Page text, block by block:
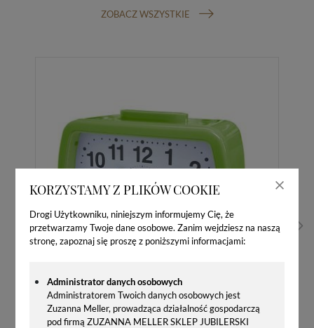
KORZYSTAMY Z PLIKÓW COOKIE
Drogi Użytkowniku, niniejszym informujemy Cię, że
przetwarzamy Twoje dane osobowe. Zanim wejdziesz na naszą
stronę, zapoznaj się proszę z poniższymi informacjami:
Administrator danych osobowych
Administratorem Twoich danych osobowych jest
Zuzanna Meller, prowadząca działalność gospodarczą
pod firmą ZUZANNA MELLER SKLEP JUBILERSKI
ZOBACZ WSZYSTKIE